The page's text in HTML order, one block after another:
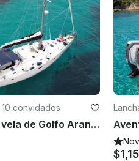
·10 convidados
Viagem de um dia à vela de Golfo Aranci a Tavolara e golfinhos